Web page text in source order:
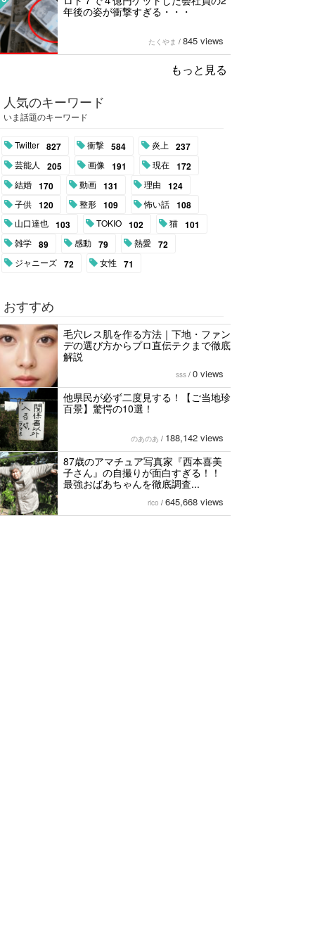
年後の姿が衝撃すぎる・・・
たくやま / 845 views
もっと見る
人気のキーワード
いま話題のキーワード
Twitter 827 衝撃 584 炎上 237
芸能人 205 画像 191 現在 172
結婚 170 動画 131 理由 124
子供 120 整形 109 怖い話 108
山口達也 103 TOKIO 102 猫 101
雑学 89 感動 79 熱愛 72
ジャニーズ 72 女性 71
おすすめ
毛穴レス肌を作る方法｜下地・ファン
デの選び方からプロ直伝テクまで徹底
解説
sss / 0 views
他県民が必ず二度見する！【ご当地珍
百景】驚愕の10選！
のあのあ / 188,142 views
87歳のアマチュア写真家『西本喜美
子さん』の自撮りが面白すぎる！！
最強おばあちゃんを徹底調査...
rico / 645,668 views